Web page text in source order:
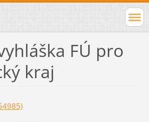
FÚ pro
kraj